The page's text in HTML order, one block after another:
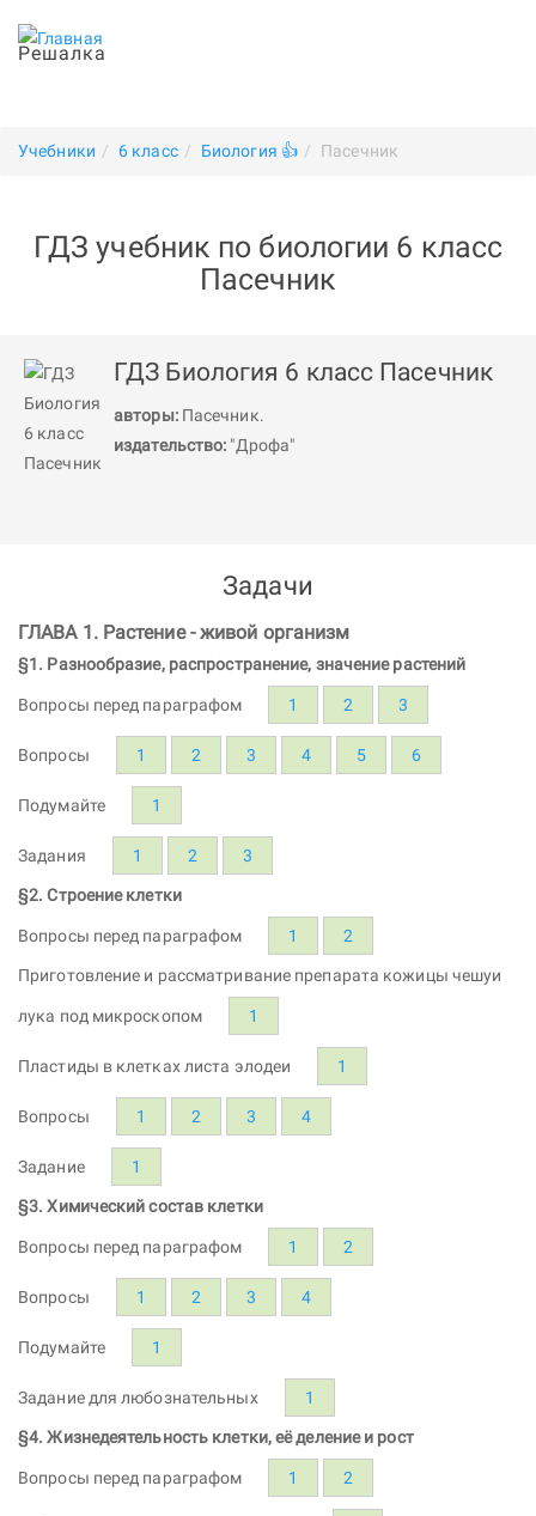
Решалка
Учебники 6 класс Биология 👍 Пасечник
ГДЗ учебник по биологии 6 класс
Пасечник
ГДЗ Биология 6 класс Пасечник
авторы: Пасечник.
издательство: "Дрофа"
Задачи
ГЛАВА 1. Растение - живой организм
§1. Разнообразие, распространение, значение растений
Вопросы перед параграфом 1 2 3
Вопросы 1 2 3 4 5 6
Подумайте 1
Задания 1 2 3
§2. Строение клетки
Вопросы перед параграфом 1 2
Приготовление и рассматривание препарата кожицы чешуи
лука под микроскопом 1
Пластиды в клетках листа элодеи 1
Вопросы 1 2 3 4
Задание 1
§3. Химический состав клетки
Вопросы перед параграфом 1 2
Вопросы 1 2 3 4
Подумайте 1
Задание для любознательных 1
§4. Жизнедеятельность клетки, её деление и рост
Вопросы перед параграфом 1 2